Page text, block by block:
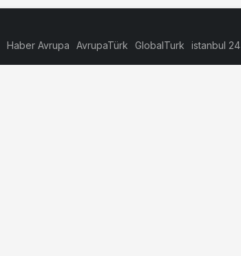
Haber Avrupa AvrupaTürk GlobalTurk istanbul 24